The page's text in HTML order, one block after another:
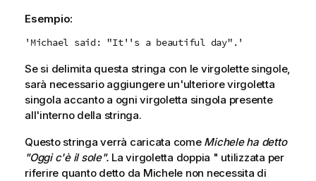
Esempio:
'Michael said: "It''s a beautiful day".'
Se si delimita questa stringa con le virgolette singole,
sarà necessario aggiungere un'ulteriore virgoletta
singola accanto a ogni virgoletta singola presente
all'interno della stringa.
Questo stringa verrà caricata come Michele ha detto
"Oggi c'è il sole". La virgoletta doppia " utilizzata per
riferire quanto detto da Michele non necessita di